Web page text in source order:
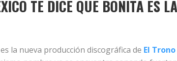
TE DICE QUE BONITA ES
es la nueva producción discográfica de El